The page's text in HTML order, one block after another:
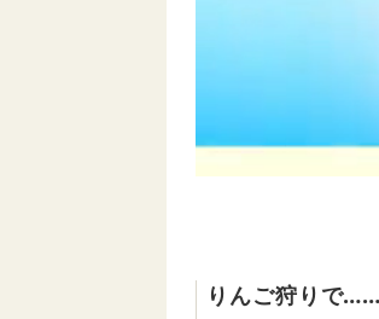
りんご狩りで